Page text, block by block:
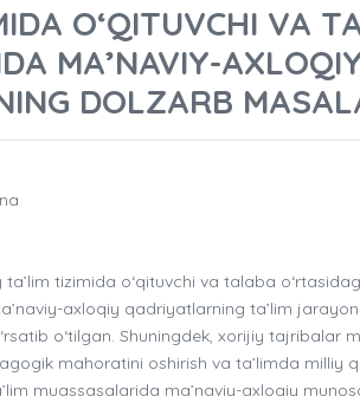
O‘QITUVCHI VA
MA’NAVIY-
DOLZARB
tizimida o‘qituvchi va talaba
axloqiy qadriyatlarning ta’lim
o‘tilgan. Shuningdek, xorijiy tajribalar
mahoratini oshirish va ta’limda
muassasalarida ma’naviy-axloqiy